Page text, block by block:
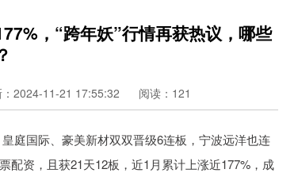
，“跨年妖”行情再获热议，哪些
2024-11-21 17:55:32 阅读：121
庭国际、豪美新材双双晋级6连板，宁波远洋也连
配资，且获21天12板，近1月累计上涨近177%，成